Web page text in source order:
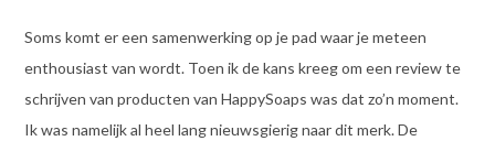
Soms komt er een samenwerking op je pad waar je meteen
enthousiast van wordt. Toen ik de kans kreeg om een review te
schrijven van producten van HappySoaps was dat zo’n moment.
Ik was namelijk al heel lang nieuwsgierig naar dit merk. De